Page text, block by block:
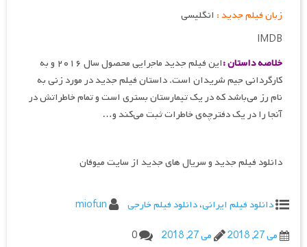
زبان فیلم جدید : انگلیسی
IMDB
خلاصه داستان :
این فیلم جدید ماجرایی محصول سال ۲۰۱۶ و به
کارگردانی جیم شریدان است. داستان فیلم جدید در مورد زنی به
نام رز می‌باشد که در یک تیمارستان بستری است و تمام خاطراتش در
آنجا را در یک دفترچه‌ی خاطرات ثبت می‌کند و…
دانلود فیلم جدید و سریال های جدید از سایت میوفان
دانلود فیلم ایرانی،دانلود فیلم خارجی
miofun
می 27, 2018
می 27, 2018 0